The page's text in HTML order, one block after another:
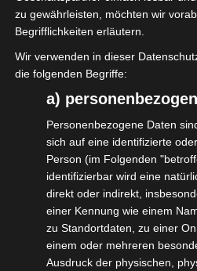
ersten Einrichtungsschritte
nun die Ersteinrichtung Ihrer
hier das einmalige
Lizenzschlüssel, Interfaces,
usw. eingerichtet werden.
Kapitel 4: Allgemeine Features
Video-
Player
Media error: Format(s) not
Datei herunterladen:
https://nc.octogate.de/index.php/s/
zu gewährleisten, möchten wir
Begrifflichkeiten erläutern.
Wir verwenden in dieser
die folgenden Begriffe:
a)
Personenbezogene Daten
sich auf eine identifizierte
Person (im Folgenden
identifizierbar wird eine
direkt oder indirekt,
einer Kennung wie einem
zu Standortdaten, zu einer
einem oder mehreren
Ausdruck der physischen,